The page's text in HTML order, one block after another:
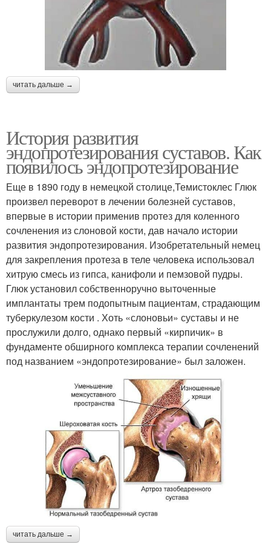
читать дальше →
История развития
эндопротезирования суставов. Как
появилось эндопротезирование
Еще в 1890 году в немецкой столице,Темистоклес Глюк
произвел переворот в лечении болезней суставов,
впервые в истории применив протез для коленного
сочленения из слоновой кости, дав начало истории
развития эндопротезирования. Изобретательный немец
для закрепления протеза в теле человека использовал
хитрую смесь из гипса, канифоли и пемзовой пудры.
Глюк установил собственноручно выточенные
имплантаты трем подопытным пациентам, страдающим
туберкулезом кости . Хоть «слоновьи» суставы и не
прослужили долго, однако первый «кирпичик» в
фундаменте обширного комплекса терапии сочленений
под названием «эндопротезирование» был заложен.
читать дальше →